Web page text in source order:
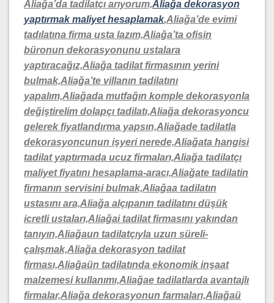
Aliağa’da tadilatçı arıyorum,Aliağa dekorasyon
yaptırmak maliyet hesaplamak,Aliağa’de evimi
tadılatına firma usta lazım,Aliağa’ta ofisin
büronun dekorasyonunu ustalara
yaptıracağız,Aliağa tadilat firmasının yerini
bulmak,Aliağa’te villanın tadilatını
yapalım,Aliağada mutfağın komple dekorasyonla
değiştirelim dolapçı tadilatı,Aliağa dekorasyoncu
gelerek fiyatlandırma yapsın,Aliağade tadilatla
dekorasyoncunun işyeri nerede,Aliağata hangisi
tadilat yaptırmada ucuz firmaları,Aliağa tadilatçı
maliyet fiyatını hesaplama-aracı,Aliağate tadilatin
firmanın servisini bulmak,Aliağaa tadilatın
ustasını ara,Aliağa alçıpanın tadilatını düşük
icretli ustaları,Aliağai tadilat firmasını yakından
tanıyın,Aliağaun tadilatçıyla uzun süreli-
çalışmak,Aliağa dekorasyon tadilat
firması,Aliağaün tadilatında ekonomik inşaat
malzemesi kullanımı,Aliağae tadilatlarda avantajlı
firmalar,Aliağa dekorasyonun farmaları,Aliağaü